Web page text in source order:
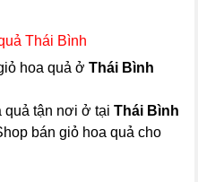
Thái Bình
hoa quả ởThái Bình
quả tận nơi ở tạiThái Bình
bán giỏ hoa quả cho